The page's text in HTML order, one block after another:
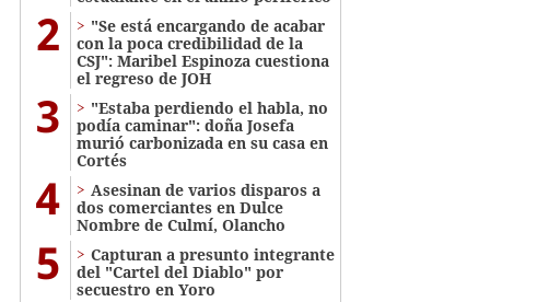
2
"Se está encargando de acabar
con la poca credibilidad de la
CSJ": Maribel Espinoza cuestiona
el regreso de JOH
3
"Estaba perdiendo el habla, no
podía caminar": doña Josefa
murió carbonizada en su casa en
Cortés
4
Asesinan de varios disparos a
dos comerciantes en Dulce
Nombre de Culmí, Olancho
5
Capturan a presunto integrante
del "Cartel del Diablo" por
secuestro en Yoro